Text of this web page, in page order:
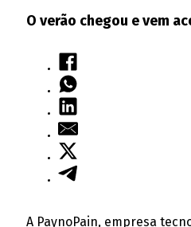
O verão chegou e vem
A PaynoPain, empresa